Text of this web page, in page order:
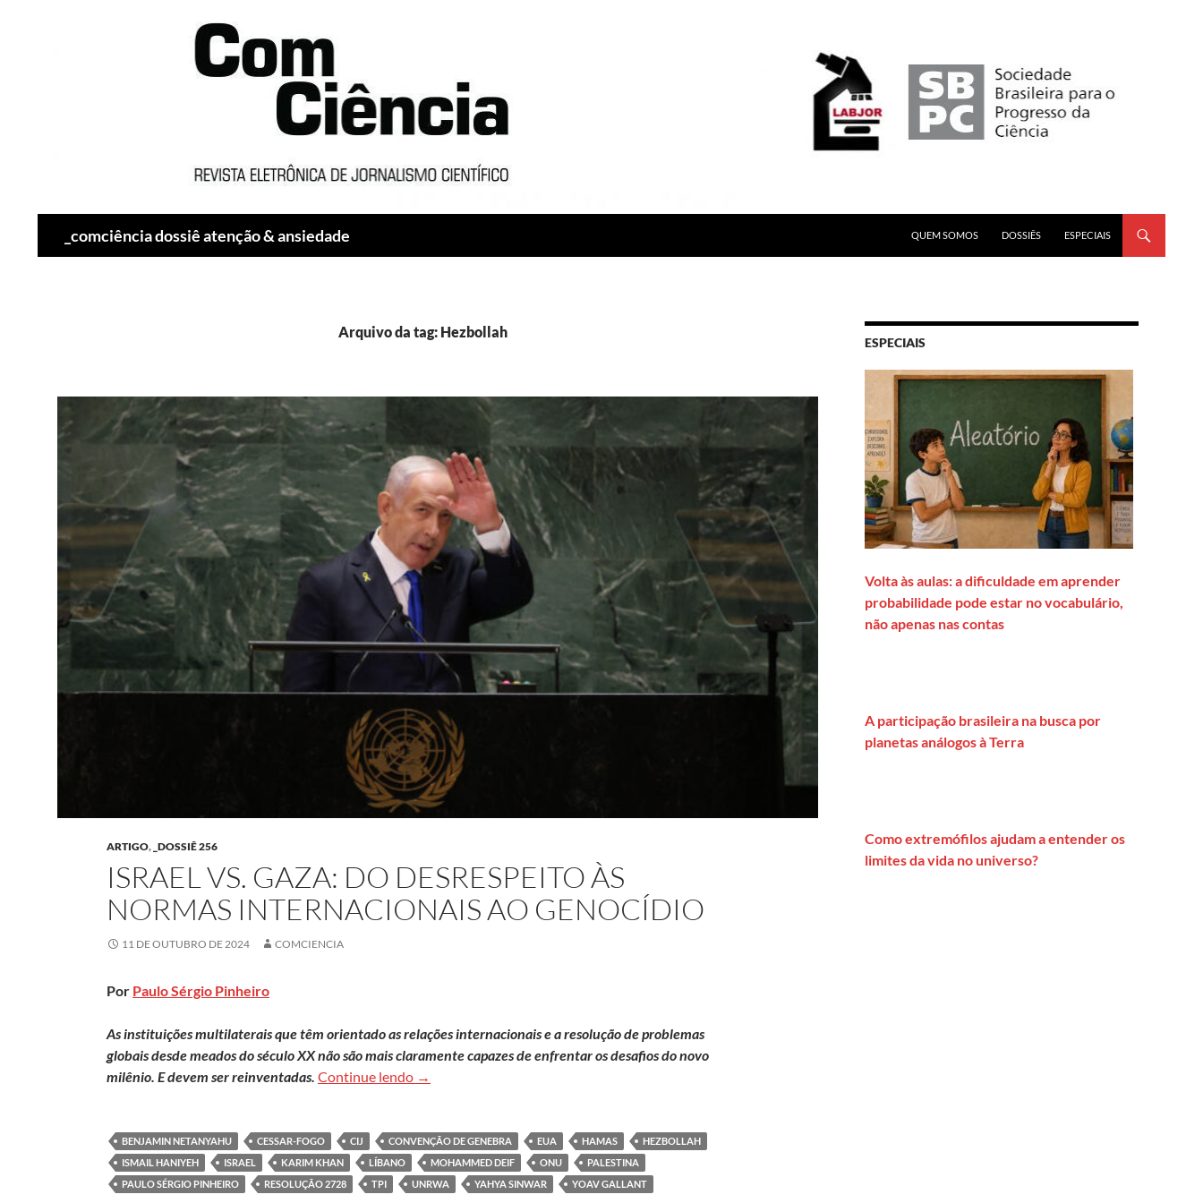
_comciência dossiê atenção & ansiedade
QUEM SOMOS
DOSSIÊS ESPECIAIS
Arquivo da tag: Hezbollah
ARTIGO, _DOSSIÊ 256
ISRAEL VS. GAZA: DO DESRESPEITO ÀS
NORMAS INTERNACIONAIS AO GENOCÍDIO
11 DE OUTUBRO DE 2024 COMCIENCIA
Por Paulo Sérgio Pinheiro
As instituições multilaterais que têm orientado as relações internacionais e a resolução de problemas
globais desde meados do século XX não são mais claramente capazes de enfrentar os desafios do novo
milênio. E devem ser reinventadas. Continue lendo Israel vs. Gaza: do desrespeito às normas internacionais ao genocídio
→
BENJAMIN NETANYAHU CESSAR-FOGO CIJ CONVENÇÃO DE GENEBRA EUA HAMAS
HEZBOLLAH
ISMAIL HANIYEH
ISRAEL KARIM KHAN LÍBANO MOHAMMED DEIF ONU
PALESTINA
PAULO SÉRGIO PINHEIRO
RESOLUÇÃO 2728 TPI UNRWA YAHYA SINWAR YOAV GALLANT
ESPECIAIS
Volta às aulas: a dificuldade em aprender
probabilidade pode estar no vocabulário,
não apenas nas contas
A participação brasileira na busca por
planetas análogos à Terra
Como extremófilos ajudam a entender os
limites da vida no universo?